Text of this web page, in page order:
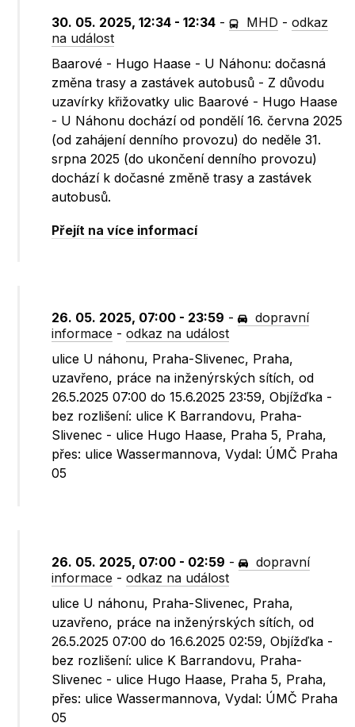
30. 05. 2025, 12:34 - 12:34 - MHD -odkaz
na událost
Baarové - Hugo Haase - U Náhonu: dočasná
změna trasy a zastávek autobusů - Z důvodu
uzavírky křižovatky ulic Baarové - Hugo Haase
- U Náhonu dochází od pondělí 16. června 2025
(od zahájení denního provozu) do neděle 31.
srpna 2025 (do ukončení denního provozu)
dochází k dočasné změně trasy a zastávek
autobusů.
Přejít na více informací
26. 05. 2025, 07:00 - 23:59 -
dopravní
informace -odkaz na událost
ulice U náhonu, Praha-Slivenec, Praha,
uzavřeno, práce na inženýrských sítích, od
26.5.2025 07:00 do 15.6.2025 23:59, Objížďka -
bez rozlišení: ulice K Barrandovu, Praha-
Slivenec - ulice Hugo Haase, Praha 5, Praha,
přes: ulice Wassermannova, Vydal: ÚMČ Praha
05
26. 05. 2025, 07:00 - 02:59 -
dopravní
informace -odkaz na událost
ulice U náhonu, Praha-Slivenec, Praha,
uzavřeno, práce na inženýrských sítích, od
26.5.2025 07:00 do 16.6.2025 02:59, Objížďka -
bez rozlišení: ulice K Barrandovu, Praha-
Slivenec - ulice Hugo Haase, Praha 5, Praha,
přes: ulice Wassermannova, Vydal: ÚMČ Praha
05